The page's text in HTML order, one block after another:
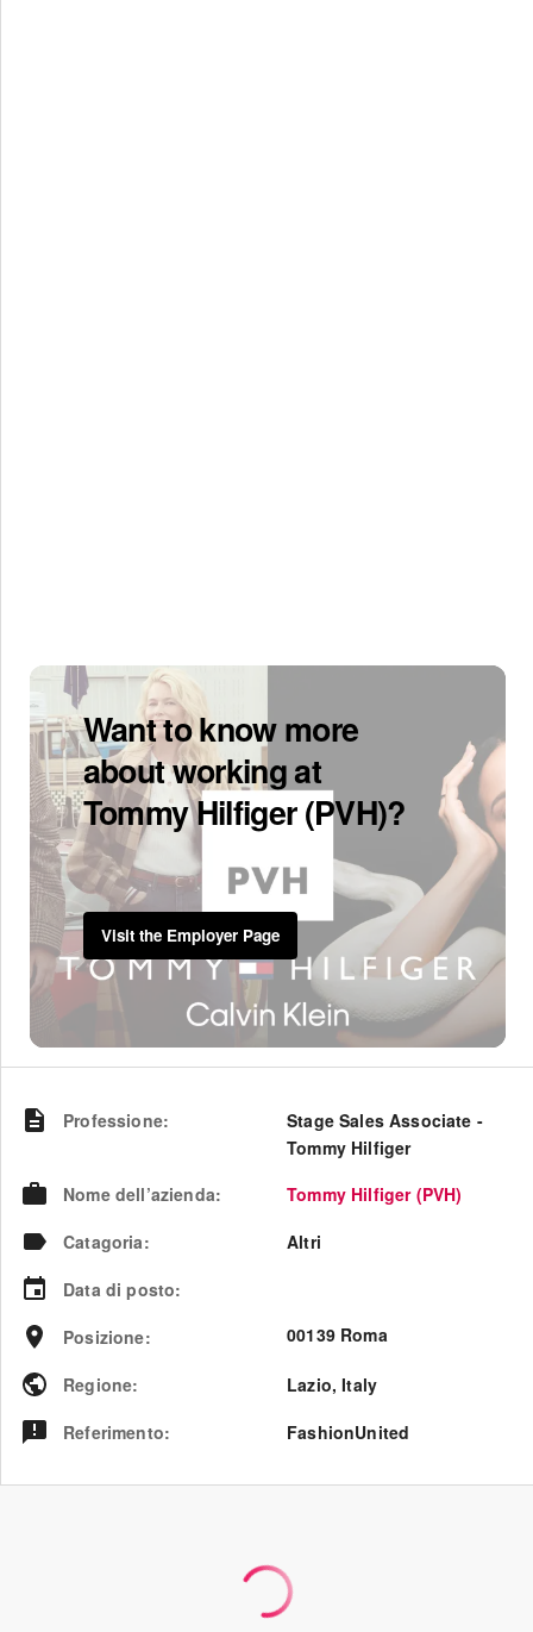
Want to know more
about working at
Tommy Hilfiger (PVH)?
Visit the Employer Page
Professione:
Stage Sales Associate -
Tommy Hilfiger
Nome dell’azienda:
Tommy Hilfiger (PVH)
Catagoria:
Altri
Data di posto:
Posizione: 00139 Roma
Regione: Lazio,Italy
Referimento: FashionUnited